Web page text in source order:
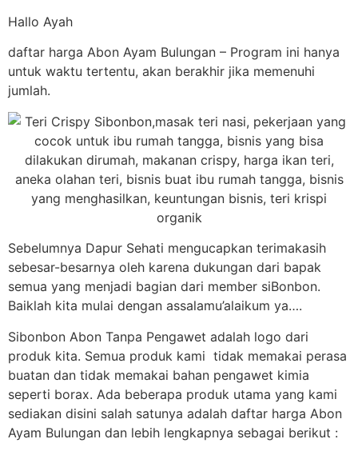
Hallo Ayah
daftar harga Abon Ayam Bulungan – Program ini hanya
untuk waktu tertentu, akan berakhir jika memenuhi
jumlah.
Sebelumnya Dapur Sehati mengucapkan terimakasih
sebesar-besarnya oleh karena dukungan dari bapak
semua yang menjadi bagian dari member siBonbon.
Baiklah kita mulai dengan assalamu’alaikum ya….
Sibonbon Abon Tanpa Pengawet adalah logo dari
produk kita. Semua produk kami tidak memakai perasa
buatan dan tidak memakai bahan pengawet kimia
seperti borax. Ada beberapa produk utama yang kami
sediakan disini salah satunya adalah daftar harga Abon
Ayam Bulungan dan lebih lengkapnya sebagai berikut :